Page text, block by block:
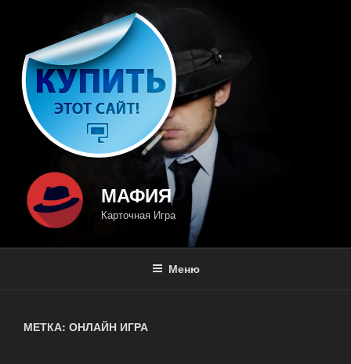
содержимому
МАФИЯ
Карточная Игра
Меню
МЕТКА: ОНЛАЙН ИГРА